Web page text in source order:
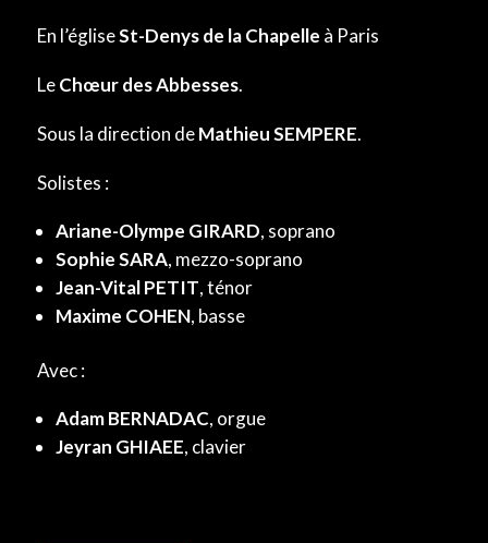
En l’égliseSt-Denys de la Chapelle à Paris
LeChœur des Abbesses.
Sous la direction deMathieu SEMPERE.
Solistes :
Ariane-Olympe GIRARD, soprano
Sophie SARA, mezzo-soprano
Jean-Vital PETIT, ténor
Maxime COHEN, basse
Avec :
Adam BERNADAC, orgue
Jeyran GHIAEE, clavier